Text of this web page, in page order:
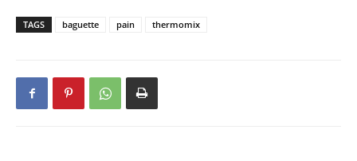
TAGS baguette pain thermomix